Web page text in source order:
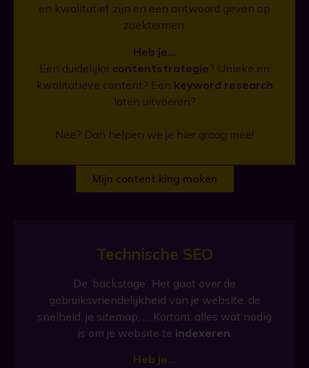
en kwalitatief zijn en een antwoord geven op
zoektermen.
Heb je…
Een duidelijke contentstrategie? Unieke en
kwalitatieve content? Een keyword research
laten uitvoeren?
Nee? Dan helpen we je hier graag mee!
Mijn content king maken
Technische SEO
De ‘backstage’. Het gaat over de
gebruiksvriendelijkheid van je website, de
snelheid, je sitemap , … Kortom: alles wat nodig
is om je website te indexeren
Heb je…